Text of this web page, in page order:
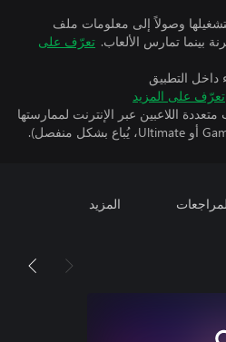
وصولاً إلى معلومات ملف
تعرّف على
داخل التطبيق
تعرّف على المزيد
اللاعبين عبر الإنترنت لممارستها
المزيد